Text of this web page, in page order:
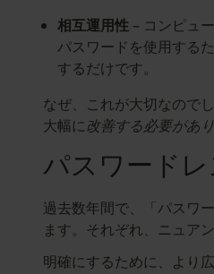
相互運用性 – コンピュ
パスワードを使用する
するだけです。
なぜ、これが大切なので
大幅に改善する必要があ
パスワード
過去数年間で、「パスワ
ます。それぞれ、ニュア
明確にするために、より